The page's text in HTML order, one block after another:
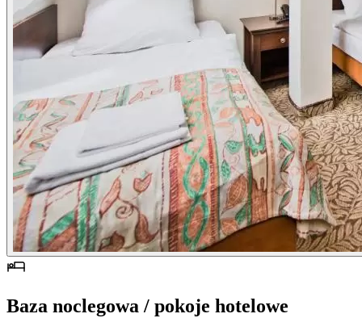
Baza noclegowa / pokoje hotelowe